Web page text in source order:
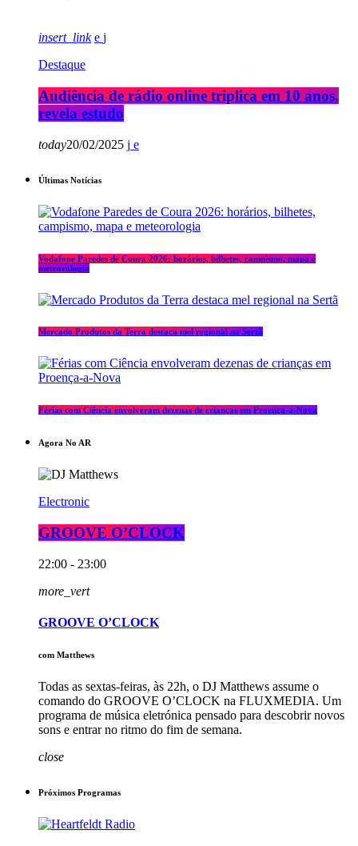
insert_link
Destaque
Audiência de rádio online triplica em 10 anos,
revela estudo
today20/02/2025
Últimas Notícias
Vodafone Paredes de Coura 2026: horários, bilhetes, campismo, mapa e
meteorologia
Mercado Produtos da Terra destaca mel regional na Sertã
Férias com Ciência envolveram dezenas de crianças em Proença-a-Nova
Agora No AR
Electronic
GROOVE O’CLOCK
22:00 - 23:00
more_vert
GROOVE O’CLOCK
com Matthews
Todas as sextas-feiras, às 22h, o DJ Matthews assume o
comando do GROOVE O’CLOCK na FLUXMEDIA. Um
programa de música eletrónica pensado para descobrir novos
sons e entrar no ritmo do fim de semana.
close
Próximos Programas